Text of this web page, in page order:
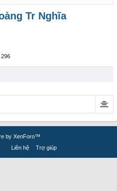
Tr Nghĩa
296
by XenForo™
Liên hệ Trợ giúp